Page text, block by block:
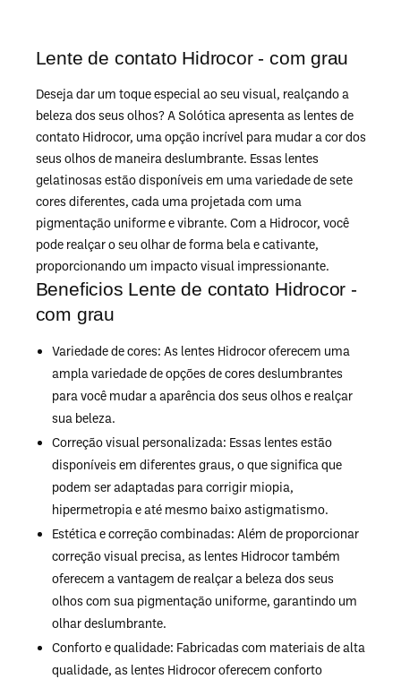
Lente de contato Hidrocor - com grau
Deseja dar um toque especial ao seu visual, realçando a
beleza dos seus olhos? A Solótica apresenta as lentes de
contato Hidrocor, uma opção incrível para mudar a cor dos
seus olhos de maneira deslumbrante. Essas lentes
gelatinosas estão disponíveis em uma variedade de sete
cores diferentes, cada uma projetada com uma
pigmentação uniforme e vibrante. Com a Hidrocor, você
pode realçar o seu olhar de forma bela e cativante,
proporcionando um impacto visual impressionante.
Beneficios Lente de contato Hidrocor -
com grau
Variedade de cores: As lentes Hidrocor oferecem uma
ampla variedade de opções de cores deslumbrantes
para você mudar a aparência dos seus olhos e realçar
sua beleza.
Correção visual personalizada: Essas lentes estão
disponíveis em diferentes graus, o que significa que
podem ser adaptadas para corrigir miopia,
hipermetropia e até mesmo baixo astigmatismo.
Estética e correção combinadas: Além de proporcionar
correção visual precisa, as lentes Hidrocor também
oferecem a vantagem de realçar a beleza dos seus
olhos com sua pigmentação uniforme, garantindo um
olhar deslumbrante.
Conforto e qualidade: Fabricadas com materiais de alta
qualidade, as lentes Hidrocor oferecem conforto